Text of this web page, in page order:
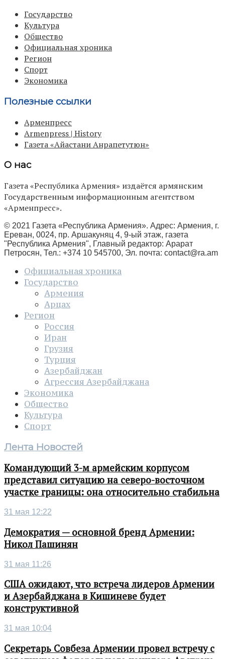
Государство
Культура
Общество
Официальная хроника
Регион
Спорт
Экономика
Полезные ссылки
Арменпресс
Armenpress | History
Газета «Айастани Анрапетутюн»
О нас
Газета «Республика Армения» издаётся армянским
Государственным информационным агентством
«Арменпресс».
© 2021 Газета «Республика Армения». Адрес: Армения, г.
Ереван, 0024, пр. Аршакуняц 4, 9-ый этаж, газета
"Республика Армения", Главный редактор: Арарат
Петросян, Тел.: +374 10 545700, Эл. почта: contact@ra.am
Официальная хроника
Государство
Армения
Арцах
Регион
Россия
Иран
Грузия
Турция
Азербайджан
Агрессия Азербайджана
Экономика
Общество
Культура
Спорт
Лента Новостей
Командующий 3-м армейским корпусом
представил ситуацию на северо-восточном
участке границы: она относительно стабильна
31 мая 12:22
Демократия — основной бренд Армении:
Никол Пашинян
31 мая 11:26
США ожидают, что встреча лидеров Армении
и Азербайджана в Кишиневе будет
конструктивной
31 мая 10:04
Секретарь Совбеза Армении провел встречу с